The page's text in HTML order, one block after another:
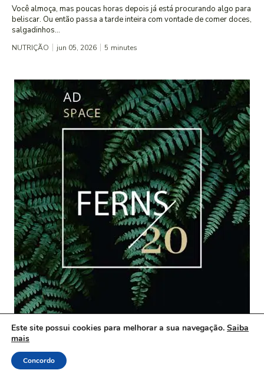
Você almoça, mas poucas horas depois já está procurando algo para
beliscar. Ou então passa a tarde inteira com vontade de comer doces,
salgadinhos...
NUTRIÇÃO jun 05, 2026 5 minutes
Páginas
Este site possui cookies para melhorar a sua navegação. Saiba
mais
Concordo